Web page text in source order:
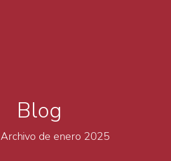
Blog
Archivo de enero 2025